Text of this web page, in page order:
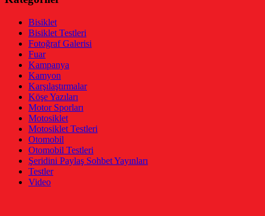
Bisiklet
Bisiklet Testleri
Fotoğraf Galerisi
Fuar
Kampanya
Kamyon
Karşılaştırmalar
Köşe Yazıları
Motor Sporları
Motosiklet
Motosiklet Testleri
Otomobil
Otomobil Testleri
Şeridini Paylaş Sohbet Yayınları
Testler
Video